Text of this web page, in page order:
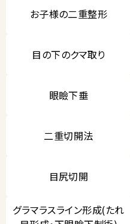
お子様の二重整形
目の下のクマ取り
眼瞼下垂
二重切開法
目尻切開
グラマラスライン形成(たれ